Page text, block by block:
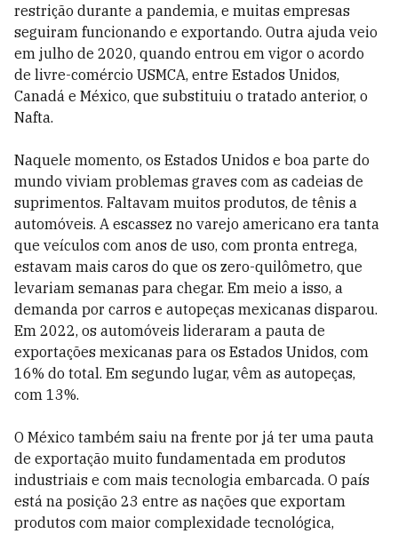
restrição durante a pandemia, e muitas empresas
seguiram funcionando e exportando. Outra ajuda veio
em julho de 2020, quando entrou em vigor o acordo
de livre-comércio USMCA, entre Estados Unidos,
Canadá e México, que substituiu o tratado anterior, o
Nafta.
Naquele momento, os Estados Unidos e boa parte do
mundo viviam problemas graves com as cadeias de
suprimentos. Faltavam muitos produtos, de tênis a
automóveis. A escassez no varejo americano era tanta
que veículos com anos de uso, com pronta entrega,
estavam mais caros do que os zero-quilômetro, que
levariam semanas para chegar. Em meio a isso, a
demanda por carros e autopeças mexicanas disparou.
Em 2022, os automóveis lideraram a pauta de
exportações mexicanas para os Estados Unidos, com
16% do total. Em segundo lugar, vêm as autopeças,
com 13%.
O México também saiu na frente por já ter uma pauta
de exportação muito fundamentada em produtos
industriais e com mais tecnologia embarcada. O país
está na posição 23 entre as nações que exportam
produtos com maior complexidade tecnológica,